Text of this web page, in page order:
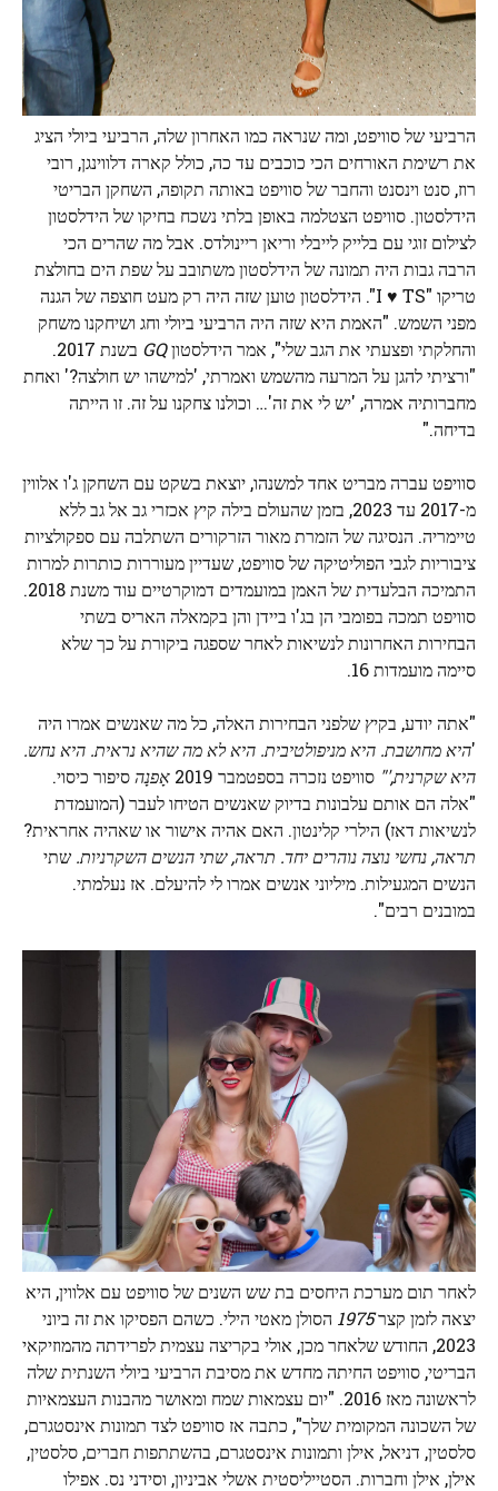
הרביעי של סוויפט, ומה שנראה כמו האחרון שלה, הרביעי ביולי הציג
את רשימת האורחים הכי כוכבים עד כה, כולל קארה דלווינגן, רובי
רוז, סנט וינסנט והחבר של סוויפט באותה תקופה, השחקן הבריטי
הידלסטון. סוויפט הצטלמה באופן בלתי נשכח בחיקו של הידלסטון
לצילום זוגי עם בלייק לייבלי וריאן ריינולדס. אבל מה שהרים הכי
הרבה גבות היה תמונה של הידלסטון משתובב על שפת הים בחולצת
טריקו "I ♥ TS". הידלסטון טוען שזה היה רק ​​מעט חוצפה של הגנה
מפני השמש. "האמת היא שזה היה הרביעי ביולי וחג ושיחקנו משחק
והחלקתי ופצעתי את הגב שלי", אמר הידלסטוןGQ
בשנת 2017.
"ורציתי להגן על המרעה מהשמש ואמרתי, 'למישהו יש חולצה?' ואחת
מחברותיה אמרה, 'יש לי את זה'… וכולנו צחקנו על זה. זו הייתה
בדיחה."
סוויפט עברה מבריט אחד למשנהו, יוצאת בשקט עם השחקן ג'ו אלווין
מ-2017 עד 2023, בזמן שהעולם בילה קיץ אכזרי גב אל גב ללא
טיימריה. הנסיגה של הזמרת מאור הזרקורים השתלבה עם ספקולציות
ציבוריות לגבי הפוליטיקה של סוויפט, שעדיין מעוררות כותרות למרות
התמיכה הבלעדית של האמן במועמדים דמוקרטיים עוד משנת 2018.
סוויפט תמכה בפומבי הן בג'ו ביידן והן בקמאלה האריס בשתי
הבחירות האחרונות לנשיאות לאחר שספגה ביקורת על כך שלא
סיימה מועמדות 16.
"אתה יודע, בקיץ שלפני הבחירות האלה, כל מה שאנשים אמרו היה
'היא מחושבת. היא מניפולטיבית. היא לא מה שהיא נראית. היא נחש.
היא שקרנית,'" סוויפט נזכרה בספטמבר 2019 אָפנָהסיפור כיסוי.
"אלה הם אותם עלבונות בדיוק שאנשים הטיחו לעבר (המועמדת
לנשיאות דאז) הילרי קלינטון. האם אהיה אישור או שאהיה אחראית?
תראה, נחשי נוצה נוהרים יחד. תראה, שתי הנשים השקרניות. שתי
הנשים המגעילות. מיליוני אנשים אמרו לי להיעלם. אז נעלמתי.
במובנים רבים".
לאחר תום מערכת היחסים בת שש השנים של סוויפט עם אלווין, היא
יצאה לזמן קצר1975 הסולן מאטי הילי. כשהם הפסיקו את זה ביוני
2023, החודש שלאחר מכן, אולי בקריצה עצמית לפרידתה מהמוזיקאי
הבריטי, סוויפט החיתה מחדש את מסיבת הרביעי ביולי השנתית שלה
לראשונה מאז 2016. "יום עצמאות שמח ומאושר מהבנות העצמאיות
של השכונה המקומית שלך", כתבה אז סוויפט לצד תמונות אינסטגרם,
סלסטין, דניאל, אילן ותמונות אינסטגרם, בהשתתפות חברים, סלסטין,
אילן, אילן וחברות. הסטייליסטית אשלי אביניון, וסידני נס. אפילו